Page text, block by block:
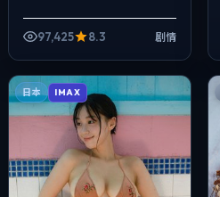
97,425 8.3 剧情
日本 IMAX